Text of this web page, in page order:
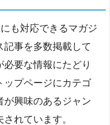
も対応できるマガジ
記事を多数掲載して
要な情報にたどり
ップページにカテゴ
が興味のあるジャン
れています。